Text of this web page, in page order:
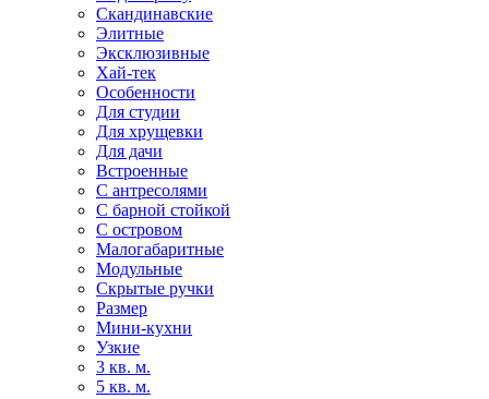
Скандинавские
Элитные
Эксклюзивные
Хай-тек
Особенности
Для студии
Для хрущевки
Для дачи
Встроенные
С антресолями
С барной стойкой
С островом
Малогабаритные
Модульные
Скрытые ручки
Размер
Мини-кухни
Узкие
3 кв. м.
5 кв. м.